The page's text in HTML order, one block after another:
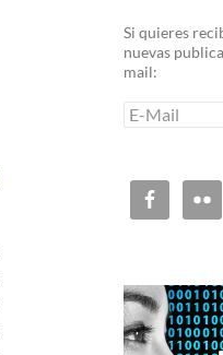
Si quieres
nuevas
mail: